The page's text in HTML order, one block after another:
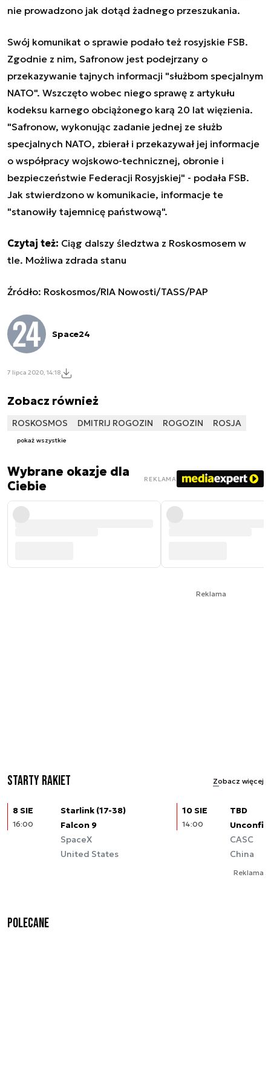
nie prowadzono jak dotąd żadnego przeszukania.
Swój komunikat o sprawie podało też rosyjskie FSB.
Zgodnie z nim, Safronow jest podejrzany o
przekazywanie tajnych informacji "służbom specjalnym
NATO". Wszczęto wobec niego sprawę z artykułu
kodeksu karnego obciążonego karą 20 lat więzienia.
"Safronow, wykonując zadanie jednej ze służb
specjalnych NATO, zbierał i przekazywał jej informacje
o współpracy wojskowo-technicznej, obronie i
bezpieczeństwie Federacji Rosyjskiej" - podała FSB.
Jak stwierdzono w komunikacie, informacje te
"stanowiły tajemnicę państwową".
Czytaj też: Ciąg dalszy śledztwa z Roskosmosem w
tle. Możliwa zdrada stanu
Źródło: Roskosmos/RIA Nowosti/TASS/PAP
Space24
7 lipca 2020, 14:18
Zobacz również
ROSKOSMOS DMITRIJ ROGOZIN ROGOZIN ROSJA
pokaż wszystkie
Wybrane okazje dla
Ciebie
REKLAMA
Reklama
Starty rakiet Zobacz więcej
8 SIE
16:00
Starlink (17-38)
Falcon 9
SpaceX
United States
10 SIE
14:00
TBD
CASC
China
Reklama
Polecane